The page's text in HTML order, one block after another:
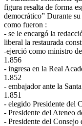
figura resalta de forma
democrático” Durante
como fueron :
- se le encargó la
liberal la restaurada
-ejerció como ministro
1.856
- ingresa en la Real
1.852
- embajador ante la
1.851
- elegido Presidente del
- Presidente del Ateneo
- Presidente del Consejo